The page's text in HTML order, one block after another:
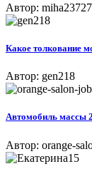
Автор: miha23727
Какое толкование
Автор: gen218
Автомобиль массы
Автор: orange-